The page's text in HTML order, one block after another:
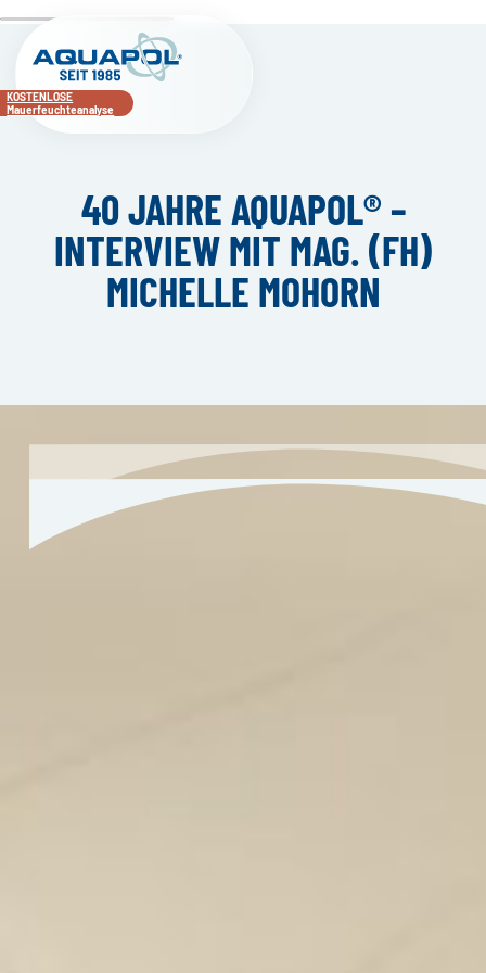
KOSTENLOSE
Mauerfeuchteanalyse
40 JAHRE AQUAPOL® –
INTERVIEW MIT MAG. (FH)
MICHELLE MOHORN